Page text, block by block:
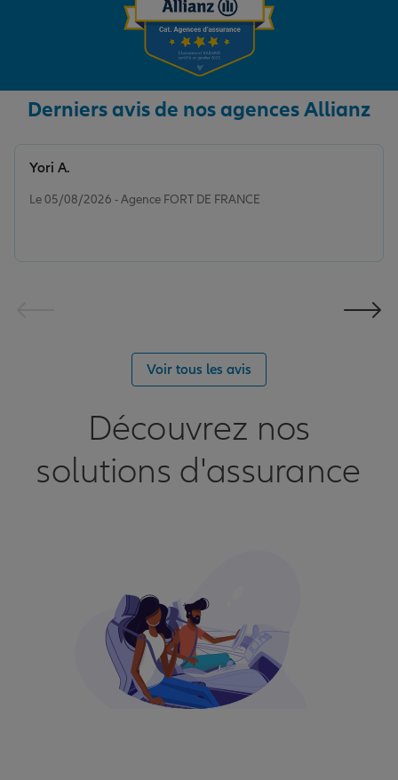
Derniers avis de nos agences Allianz
Le 05/08/2026 - Agence FORT DE FRANCE
Yori A.
Voir tous les avis
Découvrez nos
solutions d'assurance